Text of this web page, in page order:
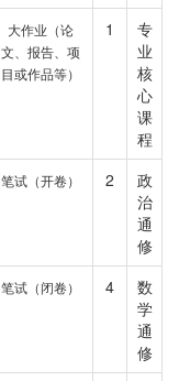
大作业（论
文、报告、项
目或作品等）
1
专
业
核
心
课
程
笔试（开卷） 2
政
治
通
修
笔试（闭卷） 4
数
学
通
修